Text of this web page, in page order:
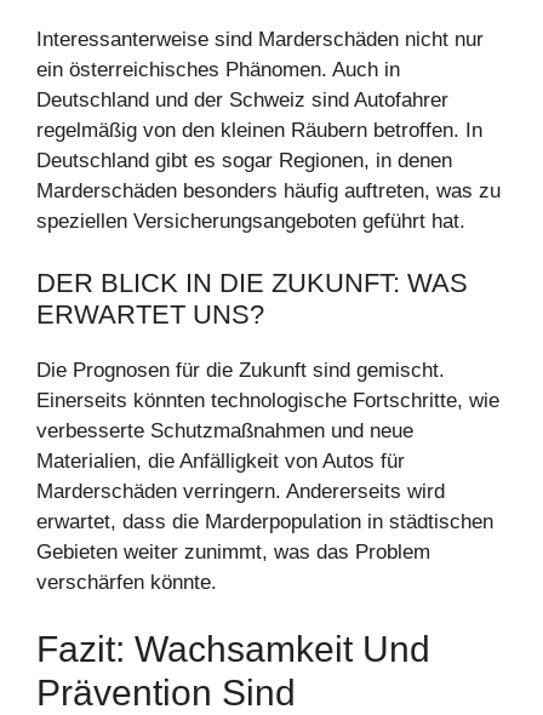
Interessanterweise sind Marderschäden nicht nur
ein österreichisches Phänomen. Auch in
Deutschland und der Schweiz sind Autofahrer
regelmäßig von den kleinen Räubern betroffen. In
Deutschland gibt es sogar Regionen, in denen
Marderschäden besonders häufig auftreten, was zu
speziellen Versicherungsangeboten geführt hat.
DER BLICK IN DIE ZUKUNFT: WAS
ERWARTET UNS?
Die Prognosen für die Zukunft sind gemischt.
Einerseits könnten technologische Fortschritte, wie
verbesserte Schutzmaßnahmen und neue
Materialien, die Anfälligkeit von Autos für
Marderschäden verringern. Andererseits wird
erwartet, dass die Marderpopulation in städtischen
Gebieten weiter zunimmt, was das Problem
verschärfen könnte.
Fazit: Wachsamkeit Und
Prävention Sind